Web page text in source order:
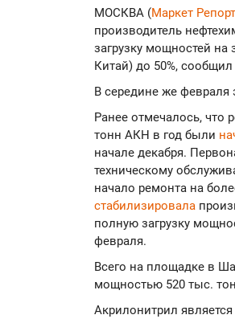
МОСКВА (Маркет Репорт
производитель
загрузку мощностей
Китай) до 50%, сообщил
В середине же февраля
Ранее отмечалось,
тонн АКН в год были
начале декабря.
техническому
начало ремонта на
стабилизировала
полную загрузку
февраля.
Всего на площадке в
мощностью 520 тыс.
Акрилонитрил